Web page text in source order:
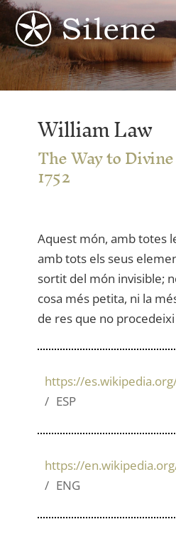
Skip
to
content
William Law
The Way to
1752
Aquest món, amb totes
amb tots els seus
sortit del món invisible;
cosa més petita, ni la
de res que no procedeixi
https://
ESP
https://
ENG